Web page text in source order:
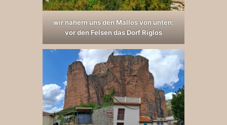
wir nähern uns den Mallos von unten:
vor den Felsen das Dorf Riglos